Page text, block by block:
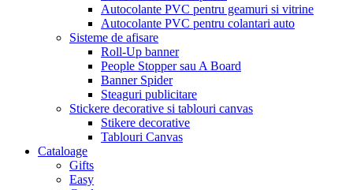
Autocolante PVC pentru geamuri si vitrine
Autocolante PVC pentru colantari auto
Sisteme de afisare
Roll-Up banner
People Stopper sau A Board
Banner Spider
Steaguri publicitare
Stickere decorative si tablouri canvas
Stikere decorative
Tablouri Canvas
Cataloage
Gifts
Easy